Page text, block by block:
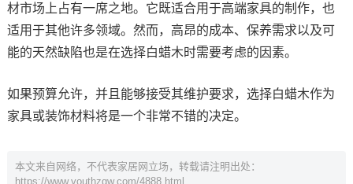
材市场上占有一席之地。它既适合用于高端家具的制作，也
适用于其他许多领域。然而，高昂的成本、保养需求以及可
能的天然缺陷也是在选择白蜡木时需要考虑的因素。
如果预算允许，并且能够接受其维护要求，选择白蜡木作为
家具或装饰材料将是一个非常不错的决定。
本文来自网络，不代表家居网立场，转载请注明出处：
https://www.youthzqw.com/4888.html